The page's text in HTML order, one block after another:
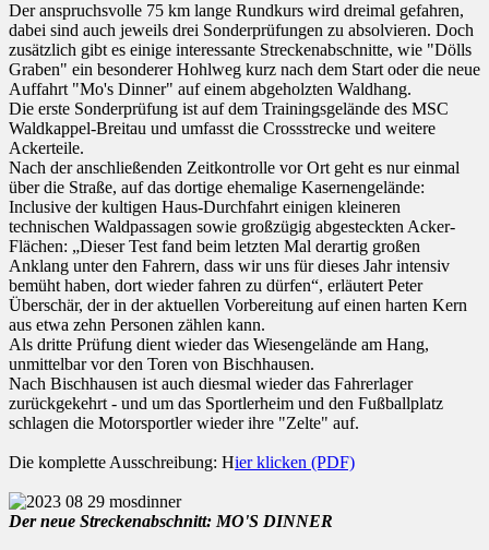
Der anspruchsvolle 75 km lange Rundkurs wird dreimal gefahren,
dabei sind auch jeweils drei Sonderprüfungen zu absolvieren. Doch
zusätzlich gibt es einige interessante Streckenabschnitte, wie "Dölls
Graben" ein besonderer Hohlweg kurz nach dem Start oder die neue
Auffahrt "Mo's Dinner" auf einem abgeholzten Waldhang.
Die erste Sonderprüfung ist auf dem Trainingsgelände des MSC
Waldkappel-Breitau und umfasst die Crossstrecke und weitere
Ackerteile.
Nach der anschließenden Zeitkontrolle vor Ort geht es nur einmal
über die Straße, auf das dortige ehemalige Kasernengelände:
Inclusive der kultigen Haus-Durchfahrt einigen kleineren
technischen Waldpassagen sowie großzügig abgesteckten Acker-
Flächen: „Dieser Test fand beim letzten Mal derartig großen
Anklang unter den Fahrern, dass wir uns für dieses Jahr intensiv
bemüht haben, dort wieder fahren zu dürfen“, erläutert Peter
Überschär, der in der aktuellen Vorbereitung auf einen harten Kern
aus etwa zehn Personen zählen kann.
Als dritte Prüfung dient wieder das Wiesengelände am Hang,
unmittelbar vor den Toren von Bischhausen.
Nach Bischhausen ist auch diesmal wieder das Fahrerlager
zurückgekehrt - und um das Sportlerheim und den Fußballplatz
schlagen die Motorsportler wieder ihre "Zelte" auf.
Die komplette Ausschreibung: Hier klicken (PDF)
Der neue Streckenabschnitt: MO'S DINNER